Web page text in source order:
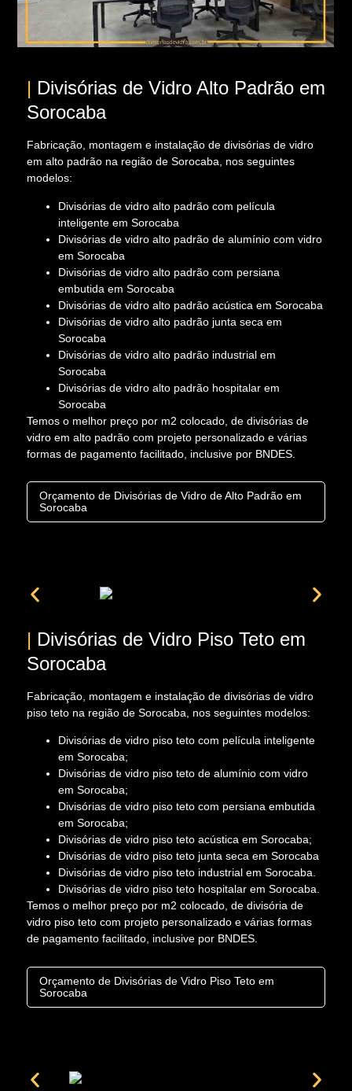
| Divisórias de Vidro Alto Padrão em
Sorocaba
Fabricação, montagem e instalação de divisórias de vidro
em alto padrão na região de Sorocaba, nos seguintes
modelos:
Divisórias de vidro alto padrão com película
inteligente em Sorocaba
Divisórias de vidro alto padrão de alumínio com vidro
em Sorocaba
Divisórias de vidro alto padrão com persiana
embutida em Sorocaba
Divisórias de vidro alto padrão acústica em Sorocaba
Divisórias de vidro alto padrão junta seca em
Sorocaba
Divisórias de vidro alto padrão industrial em
Sorocaba
Divisórias de vidro alto padrão hospitalar em
Sorocaba
Temos o melhor preço por m2 colocado, de divisórias de
vidro em alto padrão com projeto personalizado e várias
formas de pagamento facilitado, inclusive por BNDES.
Orçamento de Divisórias de Vidro de Alto Padrão em
Sorocaba
| Divisórias de Vidro Piso Teto em
Sorocaba
Fabricação, montagem e instalação de divisórias de vidro
piso teto na região de Sorocaba, nos seguintes modelos:
Divisórias de vidro piso teto com película inteligente
em Sorocaba;
Divisórias de vidro piso teto de alumínio com vidro
em Sorocaba;
Divisórias de vidro piso teto com persiana embutida
em Sorocaba;
Divisórias de vidro piso teto acústica em Sorocaba;
Divisórias de vidro piso teto junta seca em Sorocaba
Divisórias de vidro piso teto industrial em Sorocaba.
Divisórias de vidro piso teto hospitalar em Sorocaba.
Temos o melhor preço por m2 colocado, de divisória de
vidro piso teto com projeto personalizado e várias formas
de pagamento facilitado, inclusive por BNDES.
Orçamento de Divisórias de Vidro Piso Teto em
Sorocaba